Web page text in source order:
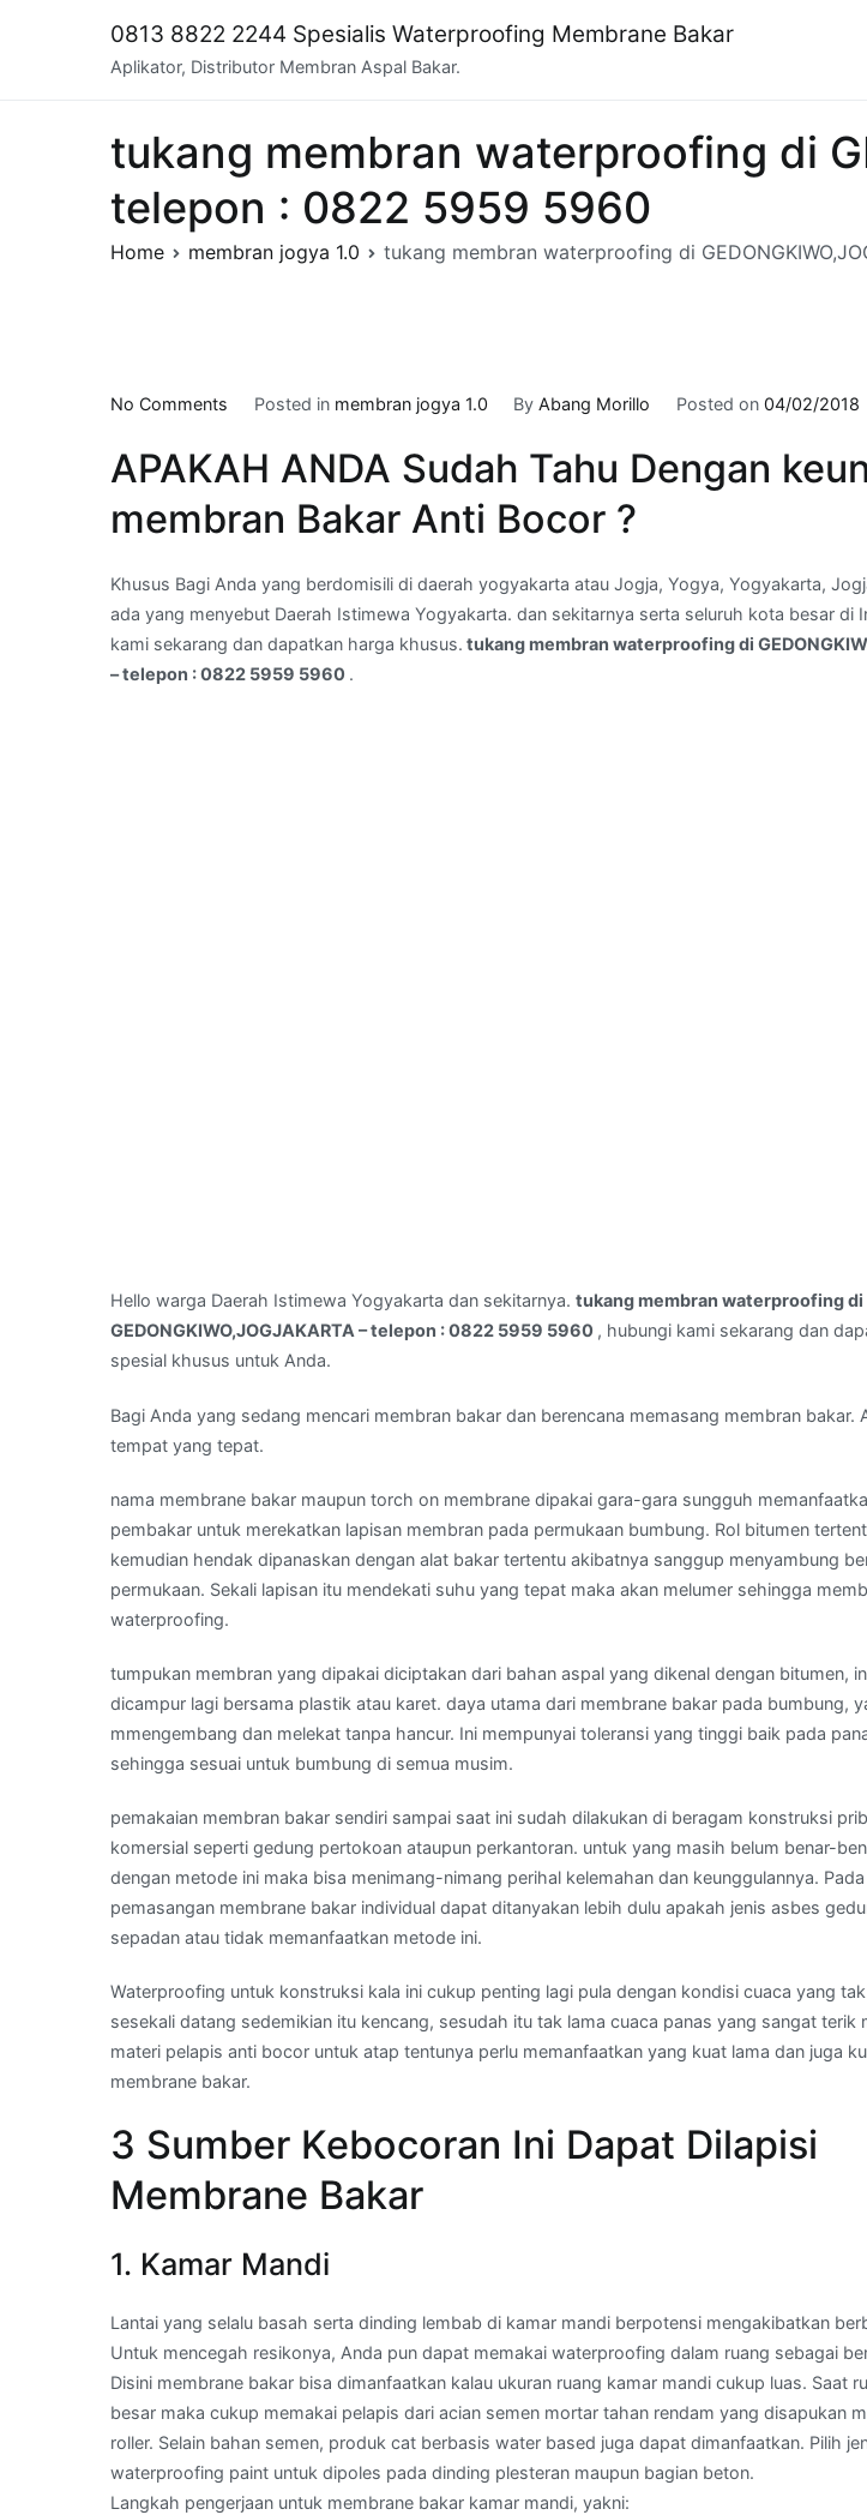
0813 8822 2244 Spesialis Waterproofing Membrane Bakar
Aplikator, Distributor Membran Aspal Bakar.
tukang membran waterproofing di
telepon : 0822 5959 5960
Home membran jogya 1.0 tukang membran waterproofing di
No Comments
membran
di
–
telepon
0822
Posted in membran jogya 1.0 ByAbang Morillo Posted on 04/02/2018
APAKAH ANDA Sudah Tahu Dengan
membran Bakar Anti Bocor ?
Khusus Bagi Anda yang berdomisili di daerah yogyakarta atau Jogja, Yogya, Yogyakarta,
ada yang menyebut Daerah Istimewa Yogyakarta. dan sekitarnya serta seluruh kota besar di
kami sekarang dan dapatkan harga khusus. tukang membran waterproofing di
– telepon : 0822 5959 5960 .
Hello warga Daerah Istimewa Yogyakarta dan sekitarnya. tukang membran waterproofing di
GEDONGKIWO,JOGJAKARTA – telepon : 0822 5959 5960 , hubungi kami sekarang dan
spesial khusus untuk Anda.
Bagi Anda yang sedang mencari membran bakar dan berencana memasang membran bakar.
tempat yang tepat.
nama membrane bakar maupun torch on membrane dipakai gara-gara sungguh
pembakar untuk merekatkan lapisan membran pada permukaan bumbung. Rol bitumen
kemudian hendak dipanaskan dengan alat bakar tertentu akibatnya sanggup menyambung
permukaan. Sekali lapisan itu mendekati suhu yang tepat maka akan melumer sehingga
waterproofing.
tumpukan membran yang dipakai diciptakan dari bahan aspal yang dikenal dengan bitumen,
dicampur lagi bersama plastik atau karet. daya utama dari membrane bakar pada bumbung,
mmengembang dan melekat tanpa hancur. Ini mempunyai toleransi yang tinggi baik pada
sehingga sesuai untuk bumbung di semua musim.
pemakaian membran bakar sendiri sampai saat ini sudah dilakukan di beragam konstruksi
komersial seperti gedung pertokoan ataupun perkantoran. untuk yang masih belum benar-
dengan metode ini maka bisa menimang-nimang perihal kelemahan dan keunggulannya.
pemasangan membrane bakar individual dapat ditanyakan lebih dulu apakah jenis asbes
sepadan atau tidak memanfaatkan metode ini.
Waterproofing untuk konstruksi kala ini cukup penting lagi pula dengan kondisi cuaca yang
sesekali datang sedemikian itu kencang, sesudah itu tak lama cuaca panas yang sangat terik
materi pelapis anti bocor untuk atap tentunya perlu memanfaatkan yang kuat lama dan juga
membrane bakar.
3 Sumber Kebocoran Ini Dapat Dilapisi
Membrane Bakar
1. Kamar Mandi
Lantai yang selalu basah serta dinding lembab di kamar mandi berpotensi mengakibatkan
Untuk mencegah resikonya, Anda pun dapat memakai waterproofing dalam ruang sebagai
Disini membrane bakar bisa dimanfaatkan kalau ukuran ruang kamar mandi cukup luas. Saat
besar maka cukup memakai pelapis dari acian semen mortar tahan rendam yang disapukan
roller. Selain bahan semen, produk cat berbasis water based juga dapat dimanfaatkan. Pilih
waterproofing paint untuk dipoles pada dinding plesteran maupun bagian beton.
Langkah pengerjaan untuk membrane bakar kamar mandi, yakni: